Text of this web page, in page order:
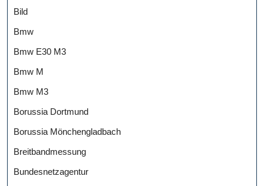
Bild
Bmw
Bmw E30 M3
Bmw M
Bmw M3
Borussia Dortmund
Borussia Mönchengladbach
Breitbandmessung
Bundesnetzagentur